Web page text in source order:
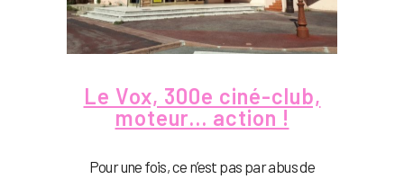
Le Vox, 300e ciné-club,
moteur… action !
Pour une fois, ce n’est pas par abus de